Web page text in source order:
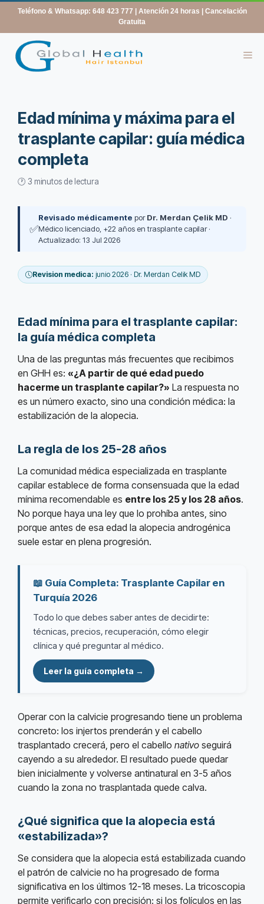
contenido
Teléfono & Whatsapp: 648 423 777
| Atención 24 horas | Cancelación
Gratuita
Edad mínima y máxima para el
trasplante capilar: guía médica
completa
🕐 3 minutos de lectura
✅
Revisado médicamente porDr. Merdan Çelik MD ·
Médico licenciado, +22 años en trasplante capilar ·
Actualizado: 13 Jul 2026
Revision medica: junio 2026 · Dr. Merdan Celik MD
Edad mínima para el trasplante capilar:
la guía médica completa
Una de las preguntas más frecuentes que recibimos
en GHH es: «¿A partir de qué edad puedo
hacerme un trasplante capilar?» La respuesta no
es un número exacto, sino una condición médica: la
estabilización de la alopecia.
La regla de los 25-28 años
La comunidad médica especializada en trasplante
capilar establece de forma consensuada que la edad
mínima recomendable es entre los 25 y los 28 años.
No porque haya una ley que lo prohíba antes, sino
porque antes de esa edad la alopecia androgénica
suele estar en plena progresión.
📖 Guía Completa: Trasplante Capilar en
Turquía 2026
Todo lo que debes saber antes de decidirte:
técnicas, precios, recuperación, cómo elegir
clínica y qué preguntar al médico.
Leer la guía completa →
Operar con la calvicie progresando tiene un problema
concreto: los injertos prenderán y el cabello
trasplantado crecerá, pero el cabello nativo seguirá
cayendo a su alrededor. El resultado puede quedar
bien inicialmente y volverse antinatural en 3-5 años
cuando la zona no trasplantada quede calva.
¿Qué significa que la alopecia está
«estabilizada»?
Se considera que la alopecia está estabilizada cuando
el patrón de calvicie no ha progresado de forma
significativa en los últimos 12-18 meses. La tricoscopia
permite verificarlo con precisión: si los folículos en las